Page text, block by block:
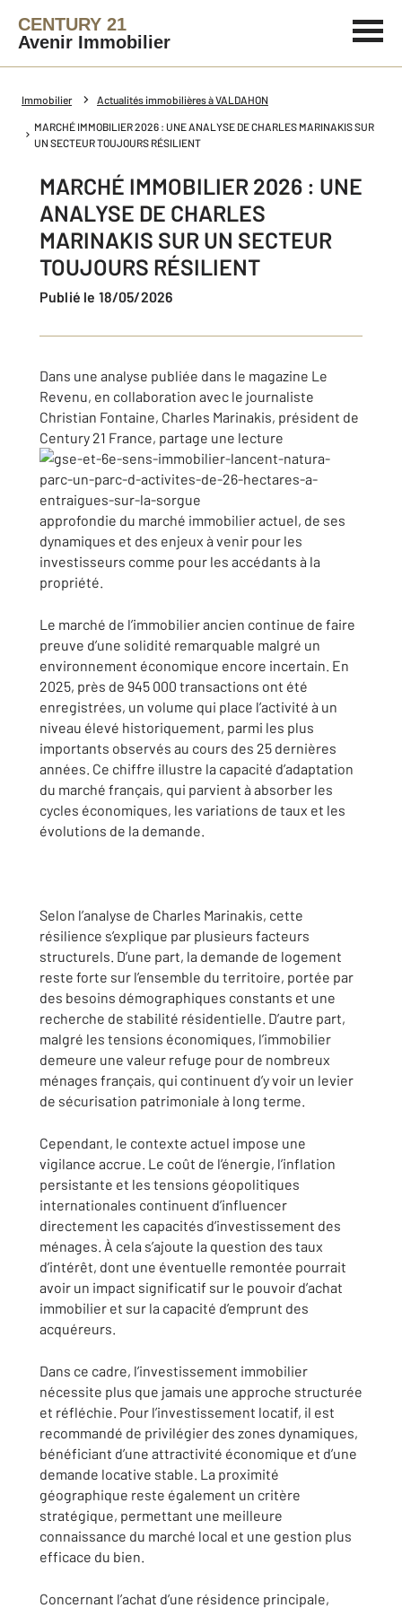
CENTURY 21
Avenir Immobilier
Immobilier Actualités immobilières à VALDAHON
MARCHÉ IMMOBILIER 2026 : UNE ANALYSE DE CHARLES MARINAKIS SUR
UN SECTEUR TOUJOURS RÉSILIENT
MARCHÉ IMMOBILIER 2026 : UNE
ANALYSE DE CHARLES
MARINAKIS SUR UN SECTEUR
TOUJOURS RÉSILIENT
Publié le 18/05/2026
Dans une analyse publiée dans le magazine Le
Revenu, en collaboration avec le journaliste
Christian Fontaine, Charles Marinakis, président de
Century 21 France, partage une lecture
approfondie du marché immobilier actuel, de ses
dynamiques et des enjeux à venir pour les
investisseurs comme pour les accédants à la
propriété.
Le marché de l’immobilier ancien continue de faire
preuve d’une solidité remarquable malgré un
environnement économique encore incertain. En
2025, près de 945 000 transactions ont été
enregistrées, un volume qui place l’activité à un
niveau élevé historiquement, parmi les plus
importants observés au cours des 25 dernières
années. Ce chiffre illustre la capacité d’adaptation
du marché français, qui parvient à absorber les
cycles économiques, les variations de taux et les
évolutions de la demande.
Selon l’analyse de Charles Marinakis, cette
résilience s’explique par plusieurs facteurs
structurels. D’une part, la demande de logement
reste forte sur l’ensemble du territoire, portée par
des besoins démographiques constants et une
recherche de stabilité résidentielle. D’autre part,
malgré les tensions économiques, l’immobilier
demeure une valeur refuge pour de nombreux
ménages français, qui continuent d’y voir un levier
de sécurisation patrimoniale à long terme.
Cependant, le contexte actuel impose une
vigilance accrue. Le coût de l’énergie, l’inflation
persistante et les tensions géopolitiques
internationales continuent d’influencer
directement les capacités d’investissement des
ménages. À cela s’ajoute la question des taux
d’intérêt, dont une éventuelle remontée pourrait
avoir un impact significatif sur le pouvoir d’achat
immobilier et sur la capacité d’emprunt des
acquéreurs.
Dans ce cadre, l’investissement immobilier
nécessite plus que jamais une approche structurée
et réfléchie. Pour l’investissement locatif, il est
recommandé de privilégier des zones dynamiques,
bénéficiant d’une attractivité économique et d’une
demande locative stable. La proximité
géographique reste également un critère
stratégique, permettant une meilleure
connaissance du marché local et une gestion plus
efficace du bien.
Concernant l’achat d’une résidence principale,